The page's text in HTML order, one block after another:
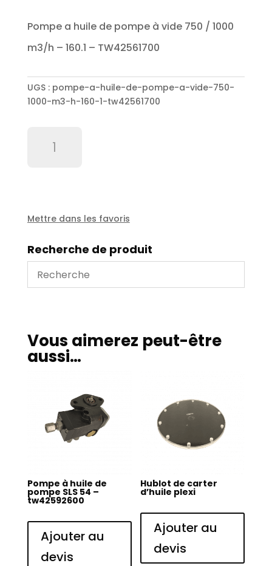
Pompe a huile de pompe à vide 750 / 1000
m3/h – 160.1 – TW42561700
UGS : pompe-a-huile-de-pompe-a-vide-750-
1000-m3-h-160-1-tw42561700
pompe
vide
750
1000
-
TW42561700
Mettre dans les favoris
Recherche de produit
Vous aimerez peut-être
aussi…
Pompe à huile de
pompe SLS 54 –
tw42592600
Ajouter au
devis
Hublot de carter
d’huile plexi
Ajouter au
devis